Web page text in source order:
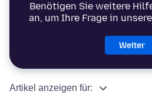
Benötigen Sie weitere
an, um Ihre Frage in
Weiter
Artikel anzeigen für: